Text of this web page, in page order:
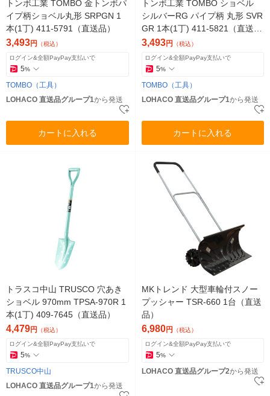
トンボ工業 TOMBO 金トンボパ
イプ柄ショベル丸形 SRPGN 1
本(1丁) 411-5791（直送品）
3,493円 （税込）
ログイン&全額PayPay支払いで
5%
TOMBO（工具）
LOHACO 直送品グループ1から発送
カートに入れる
トンボ工業 TOMBO ショベル
シルバーRG パイプ柄 丸形 SVR
GR 1本(1丁) 411-5821（直送
品）
3,493円 （税込）
ログイン&全額PayPay支払いで
5%
TOMBO（工具）
LOHACO 直送品グループ1から発送
カートに入れる
トラスコ中山 TRUSCO 穴あき
ショベル 970mm TPSA-970R 1
本(1丁) 409-7645（直送品）
4,479円 （税込）
ログイン&全額PayPay支払いで
5%
TRUSCO中山
LOHACO 直送品グループ1から発送
MKトレンド 大型車輪付スノー
プッシャー TSR-660 1台（直送
品）
6,980円 （税込）
ログイン&全額PayPay支払いで
5%
LOHACO 直送品グループ2から発送